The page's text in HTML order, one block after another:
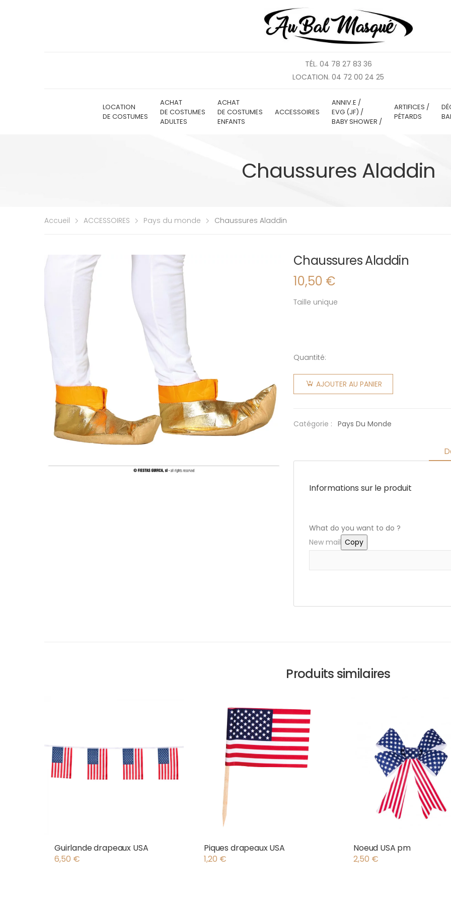
TÉL. 04 78 27 83 36
LOCATION. 04 72 00 24 25
LOCATION
DE COSTUMES
ACHAT
DE COSTUMES
ADULTES
ACHAT
DE COSTUMES
ENFANTS
ACCESSOIRES
ANNIV.E /
EVG (JF) /
BABY SHOWER /
ARTIFICES /
PÉTARDS
Chaussures Aladdin
Accueil ACCESSOIRES Pays du monde Chaussures Aladdin
Chaussures Aladdin
10,50 €
Taille unique
Quantité:
quantité
de
Chaussures
AJOUTER AU PANIER
Catégorie : Pays Du Monde
Informations sur le produit
What do you want to do ?
New mail Copy
Produits similaires
Guirlande drapeaux USA
6,50 €
Piques drapeaux USA
1,20 €
Noeud USA pm
2,50 €